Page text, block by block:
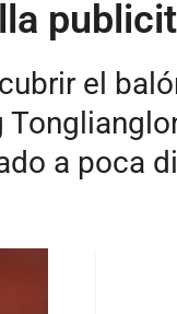
el
a poca